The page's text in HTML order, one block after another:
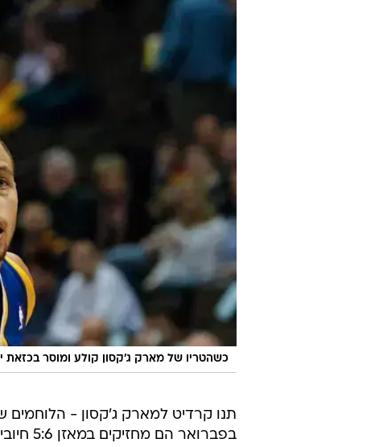
כשהטריו של מארק ג'קסון קולע ומוסר בכזאת